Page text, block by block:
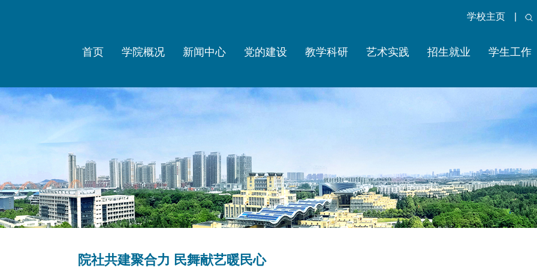
学校主页
首页 学院概况 新闻中心 党的建设 教学科研 艺术实践 招生就业 学生工作
院社共建聚合力 民舞献艺暖民心